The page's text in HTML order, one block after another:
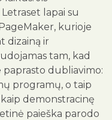
lapai su
kurioje
dizainą ir
tam, kad
dubliavimo:
programų, o taip
demonstracinę
paieška parodo